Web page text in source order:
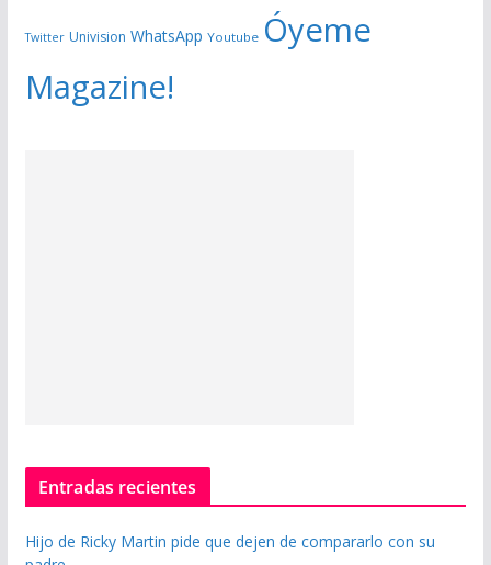
Twitter Univision WhatsApp Youtube Óyeme
Magazine!
Entradas recientes
Hijo de Ricky Martin pide que dejen de compararlo con su